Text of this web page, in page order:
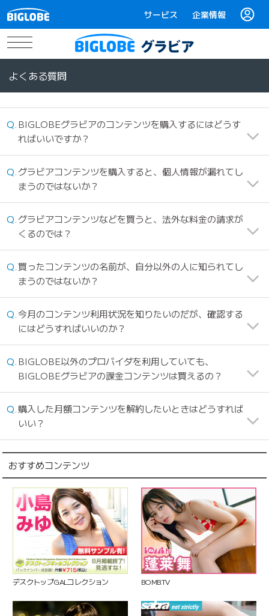
サービス 企業情報
t
o
g
l
n
i
g
a
i
o
n
BIGLOBE30周年
よくある質問
BIGLOBEグラビアのコンテンツを購入するにはどうす
ればいいですか？
グラビアコンテンツを購入すると、個人情報が漏れてし
まうのではないか？
グラビアコンテンツなどを買うと、法外な料金の請求が
くるのでは？
買ったコンテンツの名前が、自分以外の人に知られてし
まうのではないか？
今月のコンテンツ利用状況を知りたいのだが、確認する
にはどうすればいいのか？
BIGLOBE以外のプロバイダを利用していても、
BIGLOBEグラビアの課金コンテンツは買えるの？
購入した月額コンテンツを解約したいときはどうすれば
いい？
おすすめコンテンツ
デスクトップGALコレクション BOMB.TV